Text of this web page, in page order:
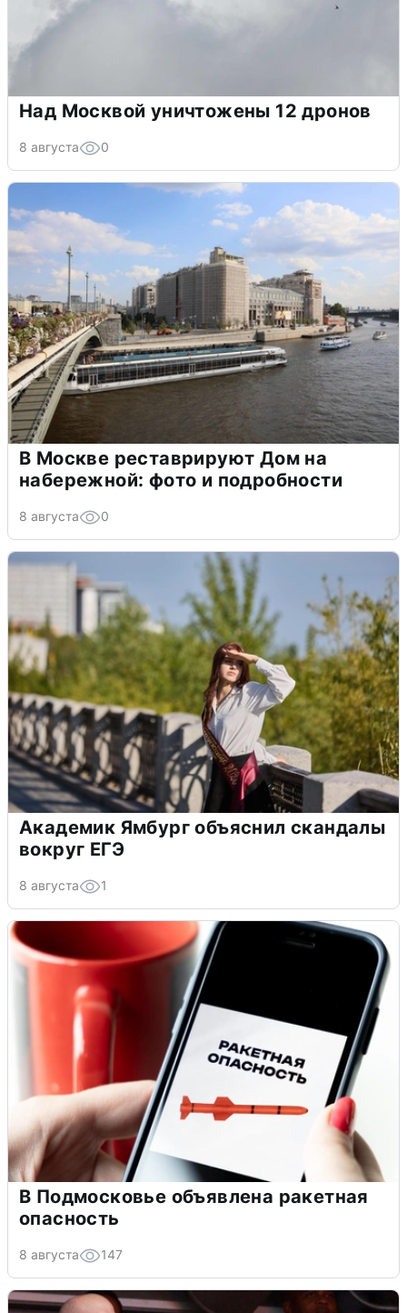
Над Москвой уничтожены 12 дронов
8 августа 0
В Москве реставрируют Дом на
набережной: фото и подробности
8 августа 0
Академик Ямбург объяснил скандалы
вокруг ЕГЭ
8 августа 1
В Подмосковье объявлена ракетная
опасность
8 августа 147